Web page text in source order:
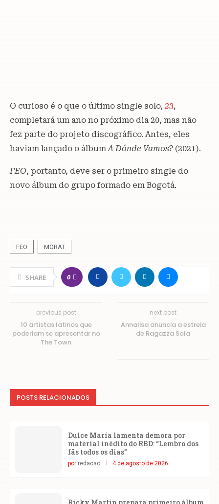
O curioso é o que o último single solo, 23,
completará um ano no próximo dia 20, mas não
fez parte do projeto discográfico. Antes, eles
haviam lançado o álbum A Dónde Vamos? (2021).
FEO, portanto, deve ser o primeiro single do
novo álbum do grupo formado em Bogotá.
FEO MORAT
SHARE 0
previous post
10 artistas latinos que
poderiam se apresentar no
The Town
next post
Annalisa anuncia a estreia
de Ragazza Sola
POSTS RELACIONADOS
Dulce María lamenta demora por
material inédito do RBD: “Lembro dos
fãs todos os dias”
por redacao 4 de agosto de 2026